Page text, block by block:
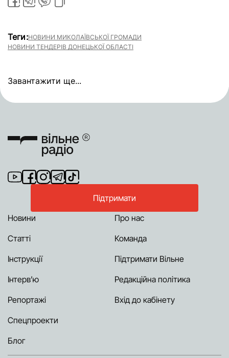
Теги:НОВИНИ МИКОЛАЇВСЬКОЇ ГРОМАДИ
НОВИНИ ТЕНДЕРІВ ДОНЕЦЬКОЇ ОБЛАСТІ
Завантажити ще...
Підтримати
Новини
Статті
Інструкції
Інтерв’ю
Репортажі
Спецпроекти
Блог
Про нас
Команда
Підтримати Вільне
Редакційна політика
Вхід до кабінету